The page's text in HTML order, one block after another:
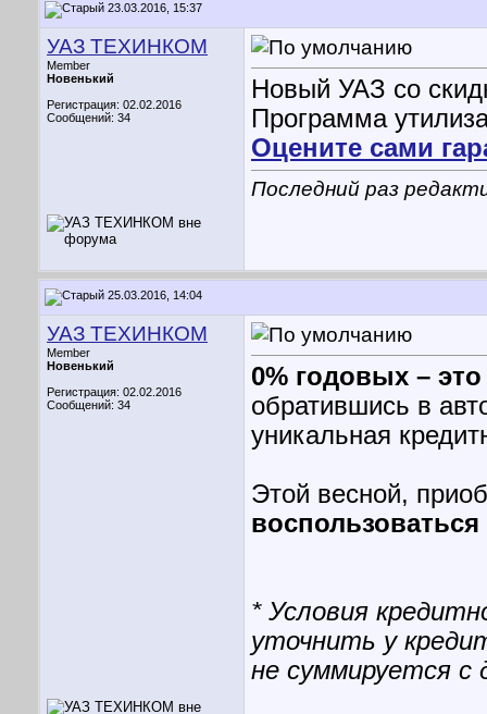
23.03.2016, 15:37
УАЗ ТЕХИНКОМ
Member
Новенький
Регистрация: 02.02.2016
Сообщений: 34
Новый УАЗ со
Программа
Оцените сами
Последний раз
25.03.2016, 14:04
УАЗ ТЕХИНКОМ
Member
Новенький
Регистрация: 02.02.2016
Сообщений: 34
0% годовых –
обратившись в
уникальная
Этой весной,
воспользоваться
* Условия
уточнить у
не суммируется